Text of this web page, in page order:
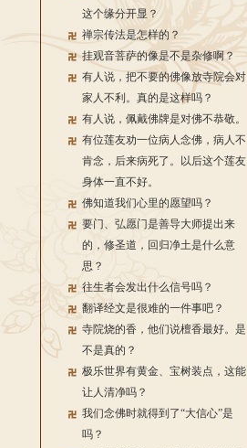
这个缘分开显？
禅宗传法是怎样的？
挂观音菩萨的像是不是杂修啊？
有人说，把不要的佛像放寺院会对
家人不利。真的是这样吗？
有人说，佩戴佛牌是对佛不恭敬。
有位莲友劝一位病人念佛，病人不
肯念，后来病死了。以后这个莲友
身体一直不好。
佛知道我们心里的愿望吗？
要门、弘愿门是善导大师提出来
的，修圣道，回归净土是什么意
思？
往生者会发出什么信号吗？
翻译经文是很难的一件事吧？
寺院烧的香，他们说檀香最好。是
不是真的？
极乐世界有黄金、宝树装点，这能
让人清净吗？
我们念佛时就得到了“大信心”是
吗？